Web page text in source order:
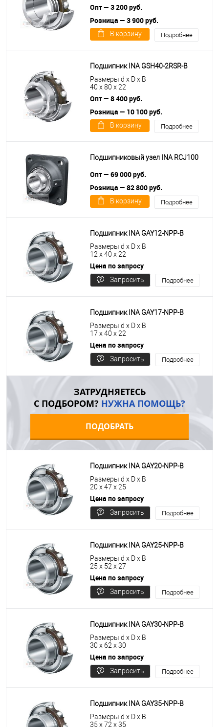
Опт — 3 200 руб.
Розница — 3 900 руб.
В корзину Подробнее
Подшипник INA GSH40-2RSR-B
Размеры d x D x B
40 x 80 x 22
Опт — 8 400 руб.
Розница — 10 100 руб.
В корзину Подробнее
Подшипниковый узел INA RCJ100
Опт — 69 000 руб.
Розница — 82 800 руб.
В корзину Подробнее
Подшипник INA GAY12-NPP-B
Размеры d x D x B
12 x 40 x 22
Цена по запросу
Запросить
Подробнее
Подшипник INA GAY17-NPP-B
Размеры d x D x B
17 x 40 x 22
Цена по запросу
Запросить
Подробнее
ЗАТРУДНЯЕТЕСЬ
С ПОДБОРОМ? НУЖНА ПОМОЩЬ?
ПОДОБРАТЬ
Подшипник INA GAY20-NPP-B
Размеры d x D x B
20 x 47 x 25
Цена по запросу
Запросить
Подробнее
Подшипник INA GAY25-NPP-B
Размеры d x D x B
25 x 52 x 27
Цена по запросу
Запросить
Подробнее
Подшипник INA GAY30-NPP-B
Размеры d x D x B
30 x 62 x 30
Цена по запросу
Запросить
Подробнее
Подшипник INA GAY35-NPP-B
Размеры d x D x B
35 x 72 x 35